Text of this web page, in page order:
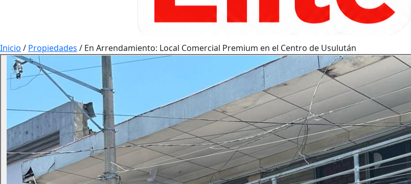
Inicio / Propiedades / En Arrendamiento: Local Comercial Premium en el Centro de Usulután